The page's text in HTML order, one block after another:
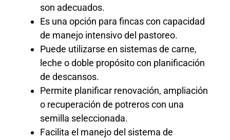
son adecuados.
Es una opción para fincas con capacidad
de manejo intensivo del pastoreo.
Puede utilizarse en sistemas de carne,
leche o doble propósito con planificación
de descansos.
Permite planificar renovación, ampliación
o recuperación de potreros con una
semilla seleccionada.
Facilita el manejo del sistema de